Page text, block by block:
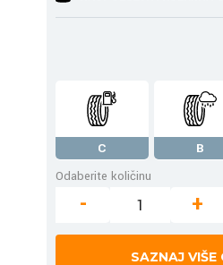
C B
Odaberite količinu
- +
SAZNAJ VIŠE